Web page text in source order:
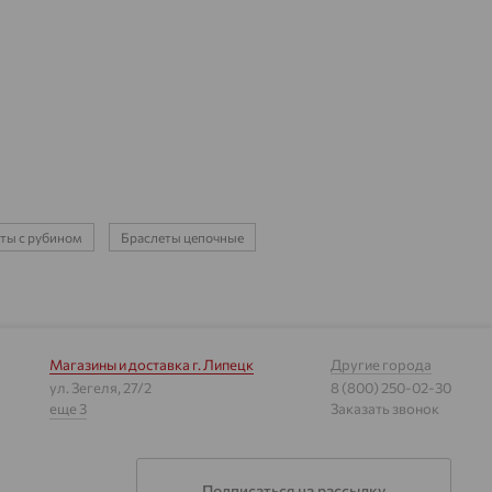
с рубином Браслеты цепочные
Магазины и доставка г. Липецк
ул. Зегеля, 27/2
еще 3
Другие города
8 (800) 250-02-30
Заказать звонок